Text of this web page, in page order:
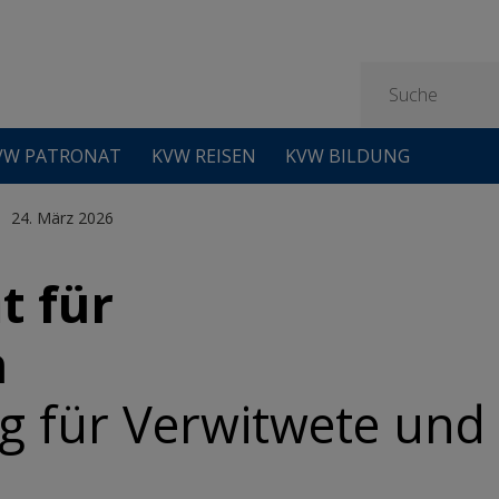
PATRONAT KVW REISEN KVW BILDUNG
24. März 2026
für
für Verwitwete und